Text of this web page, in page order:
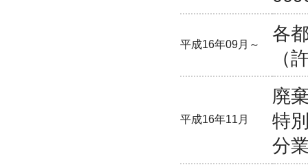
平成16年09月～
各
（
平成16年11月
廃
特
分